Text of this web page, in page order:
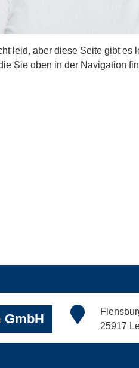
leid, aber diese Seite gibt es
Sie oben in der Navigation
GmbH
25917